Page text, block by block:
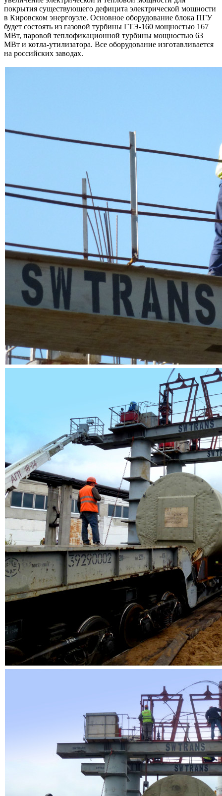
покрытия существующего дефицита электрической мощности
в Кировском энергоузле. Основное оборудование блока ПГУ
будет состоять из газовой турбины ГТЭ-160 мощностью 167
МВт, паровой теплофикационной турбины мощностью 63
МВт и котла-утилизатора. Все оборудование изготавливается
на российских заводах.